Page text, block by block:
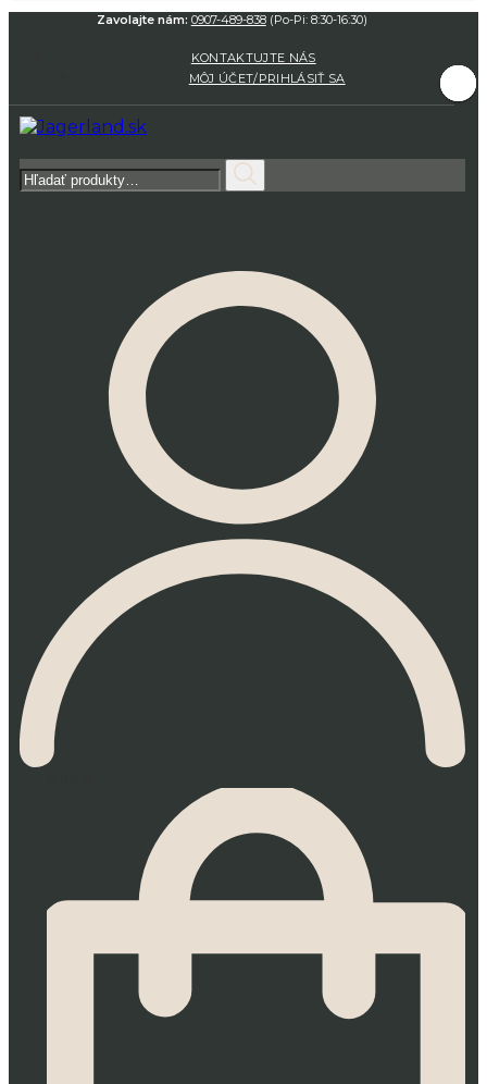
Zavolajte nám: 0907-489-838(Po-Pi: 8:30-16:30)
KONTAKTUJTE NÁS
MÔJ ÚČET/PRIHLÁSIŤ SA
Hľadať: